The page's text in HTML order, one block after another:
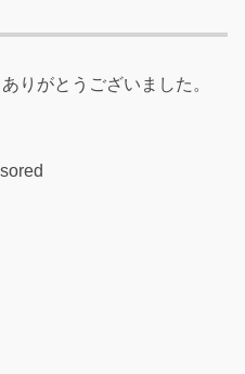
りがとうございました。